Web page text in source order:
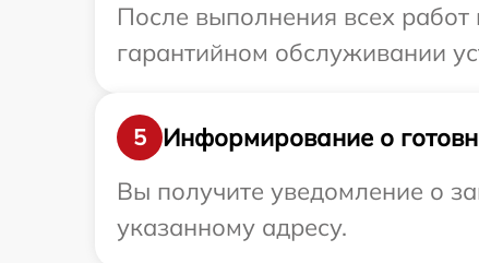
После выполнения всех
гарантийном обслуживании
5
Информирование о
Вы получите уведомление о
указанному адресу.